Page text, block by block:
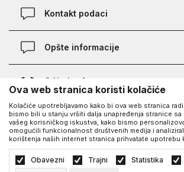
Kontakt podaci
Kontakt
Opšte informacije
Provjera statusa porudžbine
Najčešća pitanja
Kako kupiti
Zamjena veličine i zamjena artikla
O Under Armour-u
O nama - priča o UA
Saznajte više o UA
Karijera
Blog
UA Social
Facebook
©2026https://www.underarmour.ba/, IzradaNB SOFT.
Politika privatnosti
Uslovi korišćenja
Ova web stranica koristi kolačiće
Kolačiće upotrebljavamo kako bi ova web stranica
bismo bili u stanju vršiti dalja unapređenja stranice
vašeg korisničkog iskustva, kako bismo
omogućili funkcionalnost društvenih medija i
korištenja naših internet stranica prihvatate upotrebu
Obavezni Trajni Statistika